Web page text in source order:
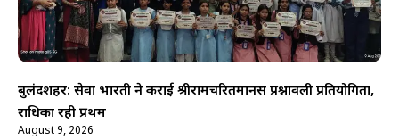
बुलंदशहर: सेवा भारती ने कराई श्रीरामचरितमानस प्रश्नावली प्रतियोगिता,
राधिका रही प्रथम
August 9, 2026